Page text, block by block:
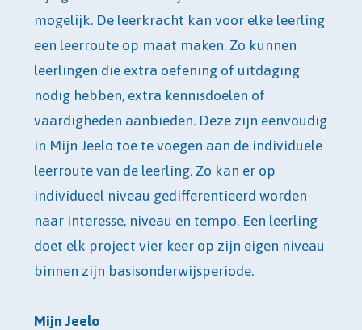
mogelijk. De leerkracht kan voor elke leerling
een leerroute op maat maken. Zo kunnen
leerlingen die extra oefening of uitdaging
nodig hebben, extra kennisdoelen of
vaardigheden aanbieden. Deze zijn eenvoudig
in Mijn Jeelo toe te voegen aan de individuele
leerroute van de leerling. Zo kan er op
individueel niveau gedifferentieerd worden
naar interesse, niveau en tempo. Een leerling
doet elk project vier keer op zijn eigen niveau
binnen zijn basisonderwijsperiode.
Mijn Jeelo